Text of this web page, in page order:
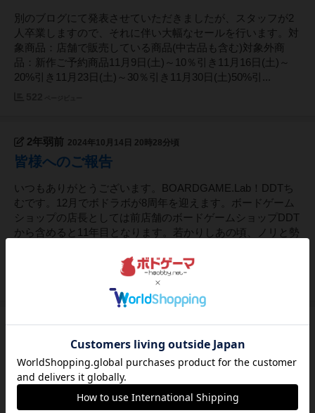
別のブログにて発表させていただきましたが、スタッフが2
人卒業しますので、それに伴い大幅なセールを行います。対
象商品：店舗で販売している商品(中古品も含む)対象外商
品：新作ご予約商品11月9日(土)～10％引き11月16日(土)～
20%引き11月23日(土)～30％引き11月30日(土)50%引...
2年弱前 2024年10月14日 20時28分頃
皆様へのご報告
いつもありがとうございます。BOARDGAME.Lab！DDTち
むです。12月でボドラボが8周年を迎えます。ボードゲーム
ショップの店長としては前店舗のボードゲームショップDDT
から含めると11年目となります。若かりしあの頃、ノリと勢
約2年前 2024年06月15日 21時58分頃
平日の営業時間の変更や最近の臨時休業につ
いて（ちむ）
こんにちはこんばんはおはようございます！ボドラボてんち
ょーのちむです。お店として、ではないこういうブログは本